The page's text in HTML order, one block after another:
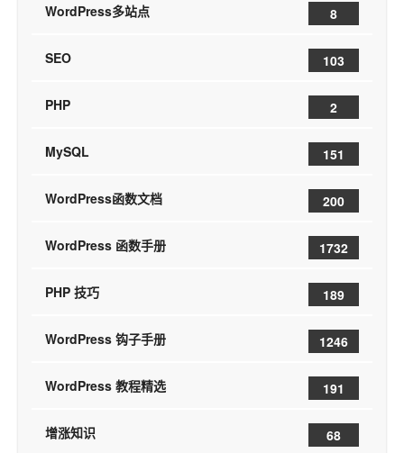
WordPress多站点 8
SEO 103
PHP 2
MySQL 151
WordPress函数文档 200
WordPress 函数手册 1732
PHP 技巧 189
WordPress 钩子手册 1246
WordPress 教程精选 191
增涨知识 68